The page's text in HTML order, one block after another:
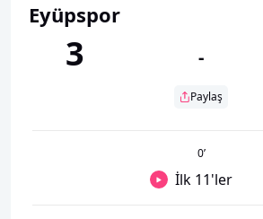
Eyüpspor
3 -
Paylaş
0’
İlk 11'ler